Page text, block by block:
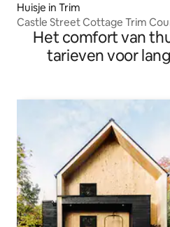
Huisje in Trim
Castle Street Cottage Trim
Het comfort van
tarieven voor